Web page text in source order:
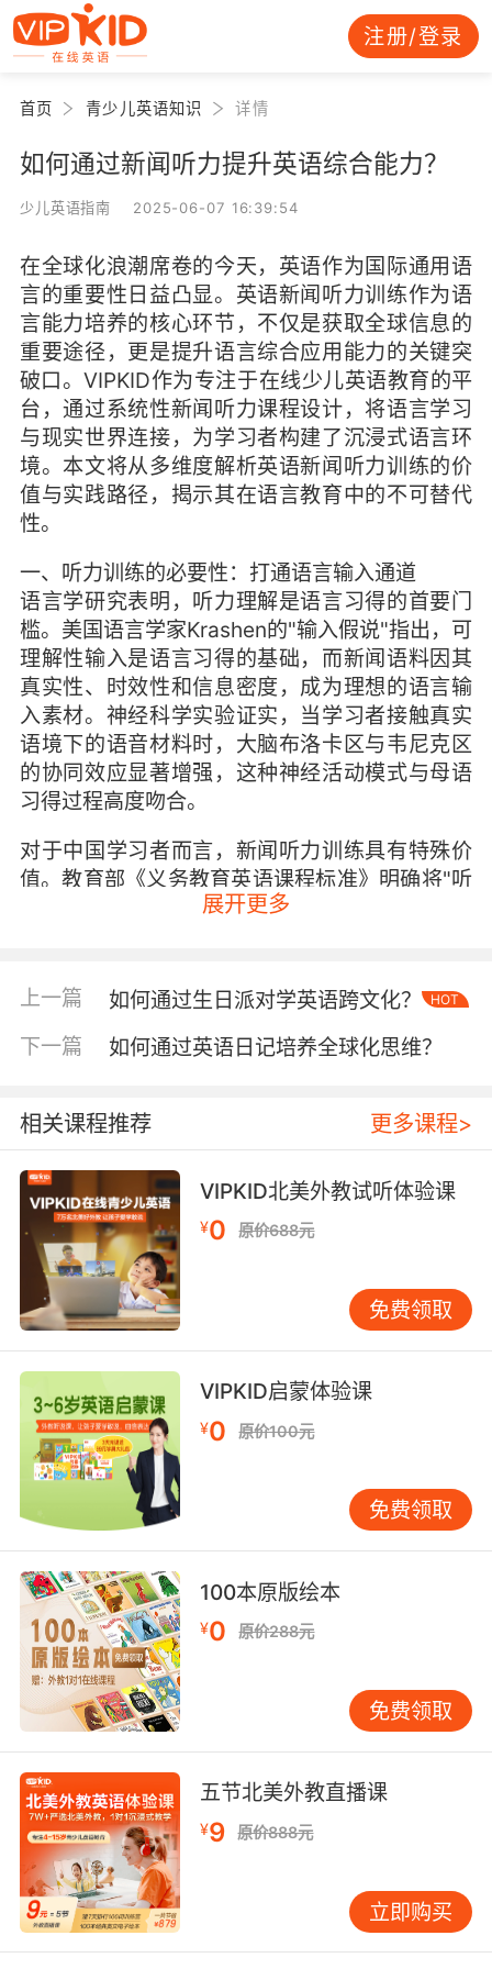
注册/登录
首页 青少儿英语知识 详情
如何通过新闻听力提升英语综合能力？
少儿英语指南 2025-06-07 16:39:54
在全球化浪潮席卷的今天，英语作为国际通用语
言的重要性日益凸显。英语新闻听力训练作为语
言能力培养的核心环节，不仅是获取全球信息的
重要途径，更是提升语言综合应用能力的关键突
破口。VIPKID作为专注于在线少儿英语教育的平
台，通过系统性新闻听力课程设计，将语言学习
与现实世界连接，为学习者构建了沉浸式语言环
境。本文将从多维度解析英语新闻听力训练的价
值与实践路径，揭示其在语言教育中的不可替代
性。
一、听力训练的必要性：打通语言输入通道
语言学研究表明，听力理解是语言习得的首要门
槛。美国语言学家Krashen的"输入假说"指出，可
理解性输入是语言习得的基础，而新闻语料因其
真实性、时效性和信息密度，成为理想的语言输
入素材。神经科学实验证实，当学习者接触真实
语境下的语音材料时，大脑布洛卡区与韦尼克区
的协同效应显著增强，这种神经活动模式与母语
习得过程高度吻合。
对于中国学习者而言，新闻听力训练具有特殊价
值。教育部《义务教育英语课程标准》明确将"听
懂有关熟悉话题的简单语段"列为核心素养目标，
闻听力训练的学习者，其语音辨义准确率提升速
试中表现更为突出。
有效的新闻听力训练需要遵循"输入-解析-输
出"的闭环逻辑。在选材策略上，VIPKID采用"三
步梯度模型"：初级阶段选用VOA慢速英语等标准
化材料，中级阶段引入BBC六分钟英语等泛资讯
内容，高级阶段则聚焦TED演讲等学术性报道。
这种分层设计既符合认知发展规律，又能逐步拓
展学习者的"语言舒适区"。
技术赋能为听力训练带来革新。VIPKID自主研发
的AI语音分析系统，可实时标注学习者的发音特
征，通过声纹识别技术精准定位连读、弱读等难
点。配合VR虚拟新闻场景，学习者能在模拟联合
国会议、财经论坛等情境中进行角色扮演，这
种"数字孪生"训练模式使语言吸收效率提升2.3
倍。
三、VIPKID实践探索：打造沉浸式学习生态
在课程设计层面，VIPKID创新采用"新闻螺旋式教
学法"。以气候变化专题为例，课程将同一主题的
新闻报道按难度分解为5个层级，每个层级设
置"盲听-可视化笔记-主题讨论-延伸写作"四步学
习环。这种结构化设计既保证语言输入的连续
师资团队的专业度直接影响训练效果。VIPKID严
格筛选具有新闻传播背景的外教，要求教师不仅
具备TESOL资质，还需掌握新闻语篇分析技能。
平台数据显示，由前BBC记者执教的课程，学生
的信息捕捉完整度较普通课程高出41%，特别是
在数字、人名等易错点的辨识准确率提升显著。
展开更多
上一篇 如何通过生日派对学英语跨文化？ HOT
下一篇 如何通过英语日记培养全球化思维？
相关课程推荐 更多课程>
VIPKID北美外教试听体验课
¥0 原价688元
免费领取
VIPKID启蒙体验课
¥0 原价100元
免费领取
100本原版绘本
¥0 原价288元
免费领取
五节北美外教直播课
¥9 原价888元
立即购买